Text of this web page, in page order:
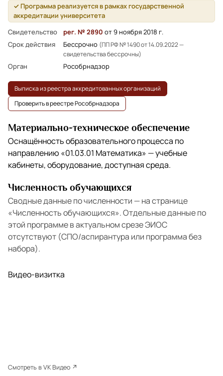
✓ Программа реализуется в рамках государственной
аккредитации университета
Свидетельство
рег. № 2890 от 9 ноября 2018 г.
Срок действия
Бессрочно (ПП РФ № 1490 от 14.09.2022 —
свидетельства бессрочны)
Орган Рособрнадзор
Выписка из реестра аккредитованных организаций
Проверить в реестре Рособрнадзора
Материально-техническое обеспечение
Оснащённость образовательного процесса по
направлению «01.03.01 Математика» — учебные
кабинеты, оборудование, доступная среда.
Численность обучающихся
Сводные данные по численности — на странице
«Численность обучающихся». Отдельные данные по
этой программе в актуальном срезе ЭИОС
отсутствуют (СПО/аспирантура или программа без
набора).
Видео-визитка
Смотреть в VK Видео ↗